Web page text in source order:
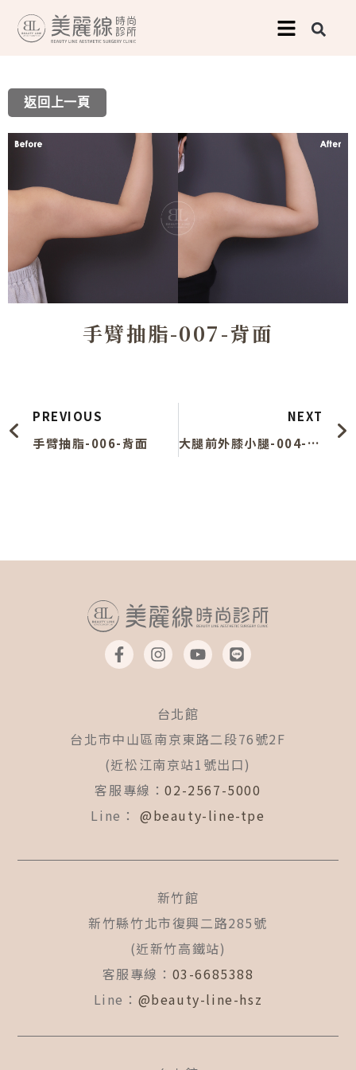
要
內
返回上一頁
手臂抽脂-007-背面
PREVIOUS
手臂抽脂-006-背面
NEXT
大腿前外膝小腿-004-正面
F
a
c
o
k
-
f
I
n
s
a
g
r
a
m
Y
o
u
b
e
L
i
n
台北館
台北市中山區南京東路二段76號2F
(近松江南京站1號出口)
客服專線：02-2567-5000
Line： @beauty-line-tpe
新竹館
新竹縣竹北市復興二路285號
(近新竹高鐵站)
客服專線： 03-6685388
Line： @beauty-line-hsz